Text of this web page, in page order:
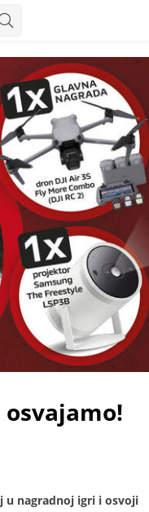
u nagradnoj igri i osvoji